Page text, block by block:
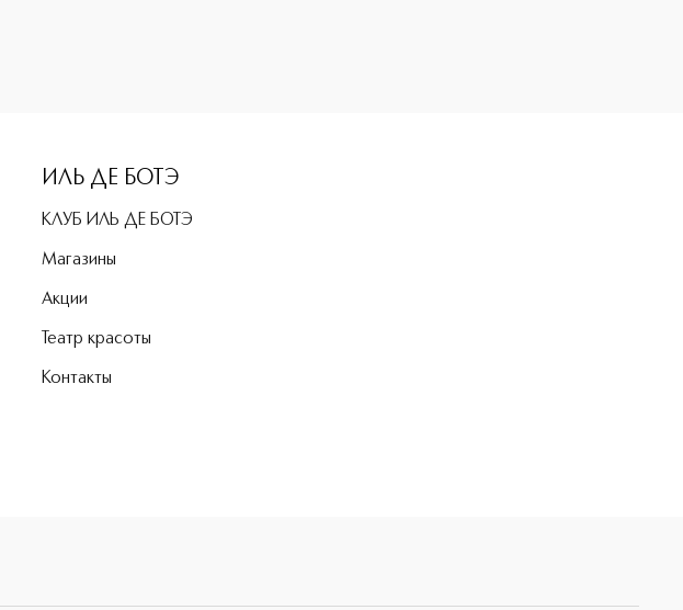
ИЛЬ ДЕ БОТЭ
КЛУБ ИЛЬ ДЕ БОТЭ
Магазины
Акции
Театр красоты
Контакты